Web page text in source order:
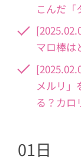
こんだ
マロ棒は
メルリ」
る？カロ
01日